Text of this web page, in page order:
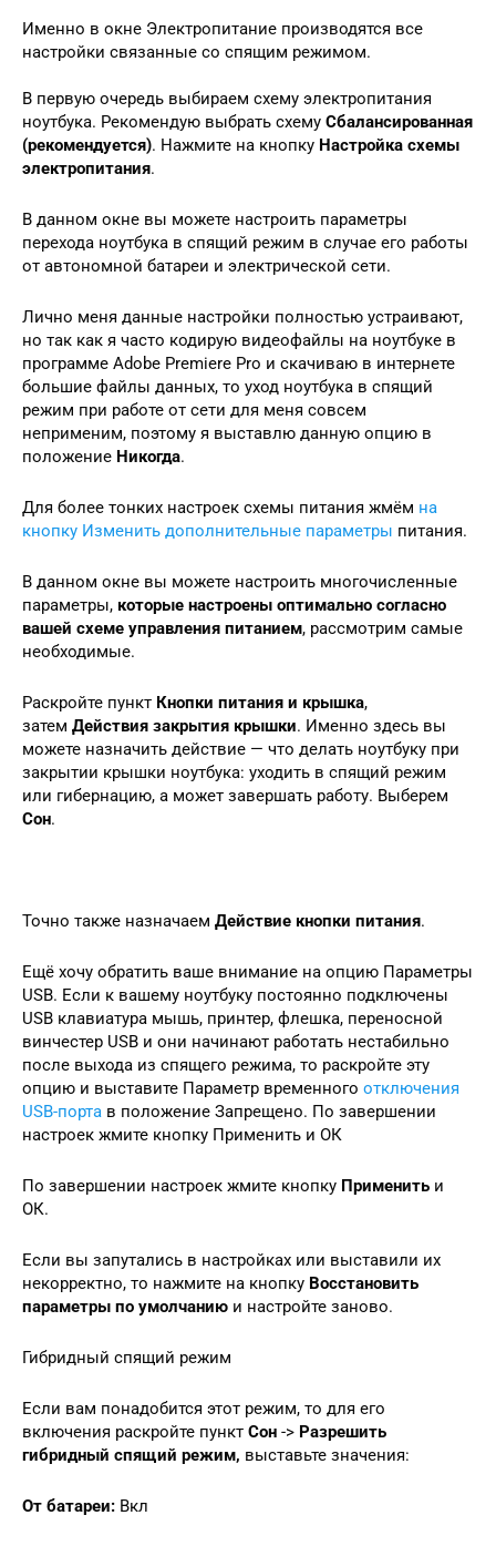
Именно в окне Электропитание производятся все
настройки связанные со спящим режимом.
В первую очередь выбираем схему электропитания
ноутбука. Рекомендую выбрать схему Сбалансированная
(рекомендуется). Нажмите на кнопку Настройка схемы
электропитания.
В данном окне вы можете настроить параметры
перехода ноутбука в спящий режим в случае его работы
от автономной батареи и электрической сети.
Лично меня данные настройки полностью устраивают,
но так как я часто кодирую видеофайлы на ноутбуке в
программе Adobe Premiere Pro и скачиваю в интернете
большие файлы данных, то уход ноутбука в спящий
режим при работе от сети для меня совсем
неприменим, поэтому я выставлю данную опцию в
положение Никогда.
Для более тонких настроек схемы питания жмём на
кнопку Изменить дополнительные параметры питания.
В данном окне вы можете настроить многочисленные
параметры, которые настроены оптимально согласно
вашей схеме управления питанием, рассмотрим самые
необходимые.
Раскройте пункт Кнопки питания и крышка,
затем Действия закрытия крышки. Именно здесь вы
можете назначить действие — что делать ноутбуку при
закрытии крышки ноутбука: уходить в спящий режим
или гибернацию, а может завершать работу. Выберем
Сон.
Точно также назначаем Действие кнопки питания.
Ещё хочу обратить ваше внимание на опцию Параметры
USB. Если к вашему ноутбуку постоянно подключены
USB клавиатура мышь, принтер, флешка, переносной
винчестер USB и они начинают работать нестабильно
после выхода из спящего режима, то раскройте эту
опцию и выставите Параметр временного отключения
USB-порта в положение Запрещено. По завершении
настроек жмите кнопку Применить и ОК
По завершении настроек жмите кнопку Применить и
ОК.
Если вы запутались в настройках или выставили их
некорректно, то нажмите на кнопку Восстановить
параметры по умолчанию и настройте заново.
Гибридный спящий режим
Если вам понадобится этот режим, то для его
включения раскройте пункт Сон -> Разрешить
гибридный спящий режим, выставьте значения:
От батареи: Вкл